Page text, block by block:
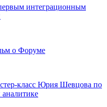
интеграционным
о Форуме
класс Юрия Шевцова по
аналитике